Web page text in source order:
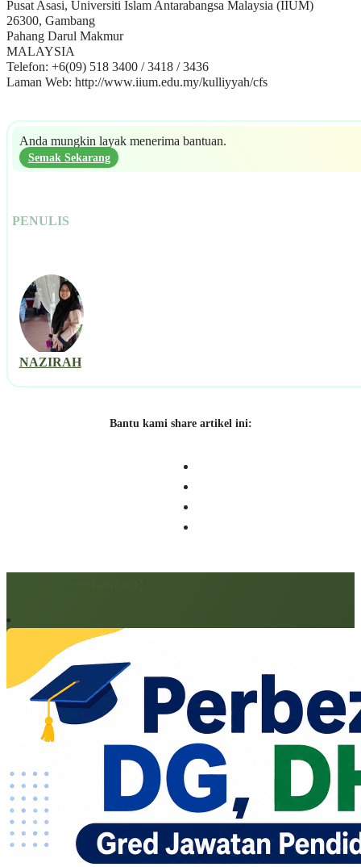
Pusat Asasi, Universiti Islam Antarabangsa Malaysia (IIUM)
26300, Gambang
Pahang Darul Makmur
MALAYSIA
Telefon: +6(09) 518 3400 / 3418 / 3436
Laman Web: http://www.iium.edu.my/kulliyyah/cfs
Anda mungkin layak menerima bantuan.
Semak Sekarang
PENULIS
NAZIRAH
Bantu kami share artikel ini: